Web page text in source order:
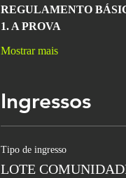
REGULAMENTO
1. A PROVA
Mostrar mais
Ingressos
Tipo de ingresso
LOTE